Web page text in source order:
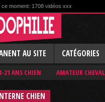
ce moment: 1708 vidéos xxx
AU SITE CATÉGORIES
21 ANS CHIEN AMATEUR CHEVAL
CHIEN